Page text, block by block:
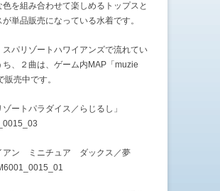
色を組み合わせて楽しめるトップスと
単品販売になっている水着です。
パリゾートハワイアンズで流れてい
ち、２曲は、ゲーム内MAP「muzie
販売中です。
ゾートパラダイス／らじるし」
アン ミニチュア ダックス／夢